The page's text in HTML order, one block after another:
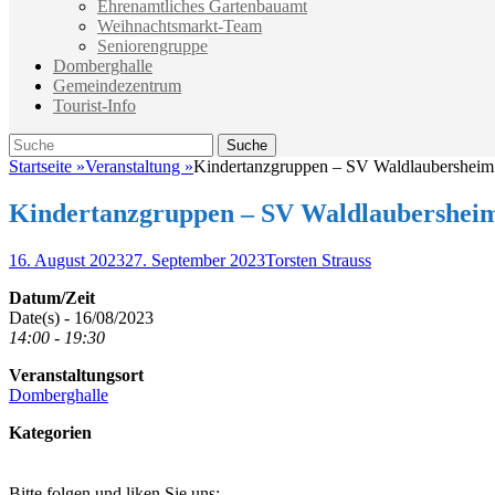
Ehrenamtliches Gartenbauamt
Weihnachtsmarkt-Team
Seniorengruppe
Domberghalle
Gemeindezentrum
Tourist-Info
Suche
Suche
nach:
Startseite »Veranstaltung »Kindertanzgruppen – SV Waldlaubersheim
Kindertanzgruppen – SV
Veröffentlicht
16. August 202327. September 2023Autor
Torsten Strauss
Datum/Zeit
Date(s) - 16/08/2023
14:00 - 19:30
Veranstaltungsort
Domberghalle
Kategorien